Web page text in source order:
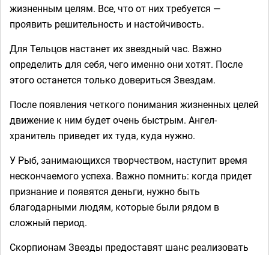
жизненным целям. Все, что от них требуется —
проявить решительность и настойчивость.
Для Тельцов настанет их звездный час. Важно
определить для себя, чего именно они хотят. После
этого останется только довериться Звездам.
После появления четкого понимания жизненных целей
движение к ним будет очень быстрым. Ангел-
хранитель приведет их туда, куда нужно.
У Рыб, занимающихся творчеством, наступит время
нескончаемого успеха. Важно помнить: когда придет
признание и появятся деньги, нужно быть
благодарными людям, которые были рядом в
сложный период.
Скорпионам Звезды предоставят шанс реализовать